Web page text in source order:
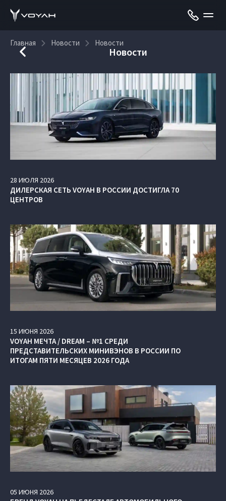
Главная Новости Новости
Новости
28 ИЮЛЯ 2026
ДИЛЕРСКАЯ СЕТЬ VOYAH В РОССИИ ДОСТИГЛА 70
ЦЕНТРОВ
15 ИЮНЯ 2026
VOYAH МЕЧТА / DREAM – №1 СРЕДИ
ПРЕДСТАВИТЕЛЬСКИХ МИНИВЭНОВ В РОССИИ ПО
ИТОГАМ ПЯТИ МЕСЯЦЕВ 2026 ГОДА
05 ИЮНЯ 2026